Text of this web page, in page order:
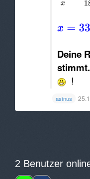
Deine
!
asinus
2 Benutzer